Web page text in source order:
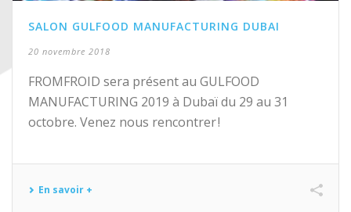
SALON GULFOOD MANUFACTURING DUBAI
20 novembre 2018
FROMFROID sera présent au GULFOOD
MANUFACTURING 2019 à Dubaï du 29 au 31
octobre. Venez nous rencontrer !
En savoir +